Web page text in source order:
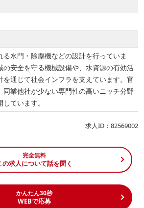
水門・除塵機などの設計を行っていま
の安全を守る機械設備や、水資源の有効活
を通じて社会インフラを支えています。官
同業他社が少ない専門性の高いニッチ分野
ています。
求人ID：82569002
完全無料
の求人について話を聞く
かんたん30秒
WEBで応募